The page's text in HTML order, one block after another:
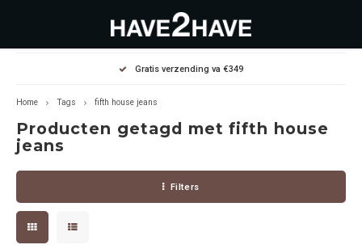
Hoofdmenu / dames
Jassen Diverse
Winterjassen
Jeans
Hoofdmenu / heren
Hoodies
Sweaters
Jeans
Hoofdmenu / outlet deals
Diverse
Heren
Dames
Gratis verzending va €349
Home Tags fifth house jeans
Producten getagd met fifth house
jeans
Filters